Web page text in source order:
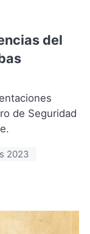
del
de Seguridad
2023